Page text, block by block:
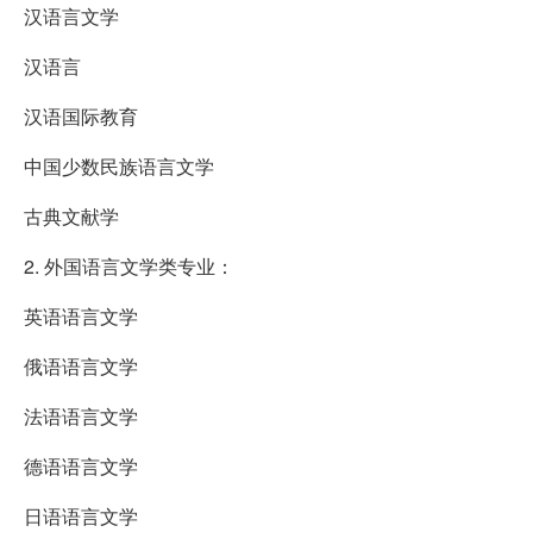
汉语言文学
汉语言
汉语国际教育
中国少数民族语言文学
古典文献学
2. 外国语言文学类专业：
英语语言文学
俄语语言文学
法语语言文学
德语语言文学
日语语言文学